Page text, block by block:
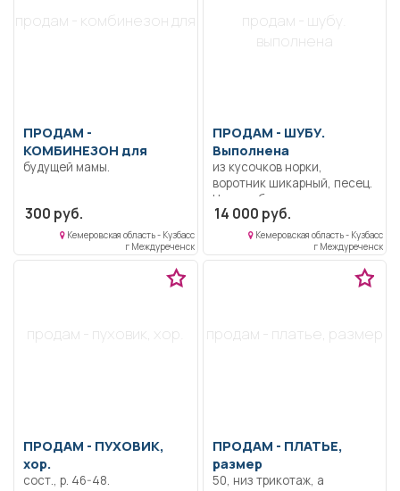
продам - комбинезон для
ПРОДАМ -
КОМБИНЕЗОН для
будущей мамы.
300 руб.
Кемеровская область - Кузбасс
г Междуреченск
продам - шубу.
выполнена
ПРОДАМ - ШУБУ.
Выполнена
из кусочков норки,
воротник шикарный, песец.
Надета была пару раз,
стала мала (очень
красивая. Размер 42-46.
14 000 руб.
Кемеровская область - Кузбасс
г Междуреченск
продам - пуховик, хор.
ПРОДАМ - ПУХОВИК,
хор.
сост., р. 46-48.
продам - платье, размер
ПРОДАМ - ПЛАТЬЕ,
размер
50, низ трикотаж, а